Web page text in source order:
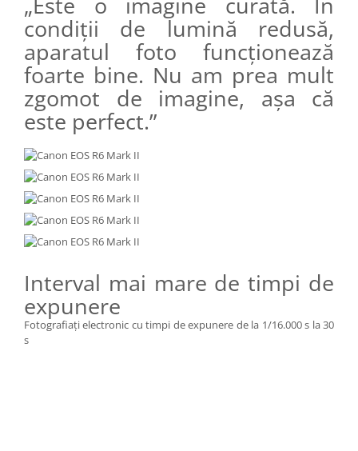
condiţii de lumină redusă,
aparatul foto funcţionează
foarte bine. Nu am prea mult
zgomot de imagine, aşa că
este perfect.”
Interval mai mare de timpi de
expunere
Fotografiaţi electronic cu timpi de expunere de la 1/16.000 s la 30
s